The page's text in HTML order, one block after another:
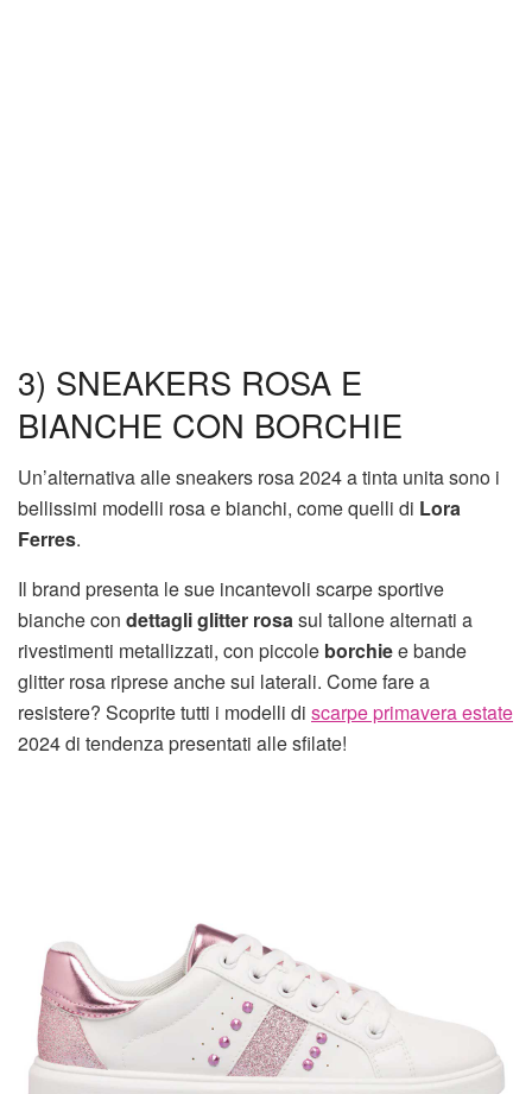
3) SNEAKERS ROSA E
BIANCHE CON BORCHIE
Un’alternativa alle sneakers rosa 2024 a tinta unita sono i
bellissimi modelli rosa e bianchi, come quelli di Lora
Ferres.
Il brand presenta le sue incantevoli scarpe sportive
bianche con dettagli glitter rosasul tallone alternati a
rivestimenti metallizzati, con piccole borchiee bande
glitter rosa riprese anche sui laterali. Come fare a
resistere? Scoprite tutti i modelli di scarpe primavera estate
2024 di tendenza presentati alle sfilate!